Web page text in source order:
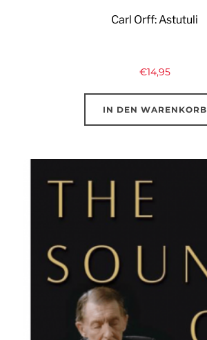
Carl Orff: Astutuli
€14,95
IN DEN WARENKORB